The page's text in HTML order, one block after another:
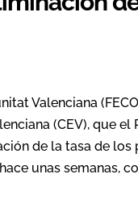
Valenciana
(CEV), que el
de la tasa de los
unas semanas,